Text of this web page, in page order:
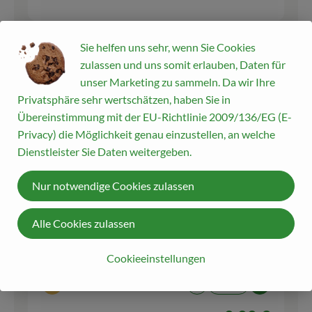
1 TL
Agavendic
ksaft
Auswahl ändern
Agavendicksaft flüssig
Spender 250ml
250 g
Artikelanzahl
Gesamtpreis:
Auswahl ändern
23,96 € /l
Artikelanzahl
Sie helfen uns sehr, wenn Sie Cookies
zulassen und uns somit erlauben, Daten für
unser Marketing zu sammeln. Da wir Ihre
Privatsphäre sehr wertschätzen, haben Sie in
Übereinstimmung mit der EU-Richtlinie 2009/136/EG (E-
Privacy) die Möglichkeit genau einzustellen, an welche
Dienstleister Sie Daten weitergeben.
Cookieeinstellungen
Nur notwendige Cookies zulassen
Alle Cookies zulassen